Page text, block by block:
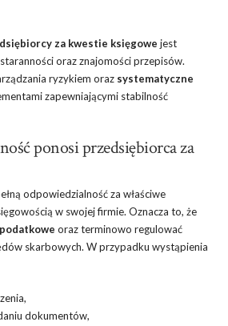
za kwestie księgowe jest
oraz znajomości przepisów.
ryzykiem oraz systematyczne
zapewniającymi stabilność
ponosi przedsiębiorca za
odpowiedzialność za właściwe
w swojej firmie. Oznacza to, że
oraz terminowo regulować
skarbowych. W przypadku wystąpienia
dokumentów,